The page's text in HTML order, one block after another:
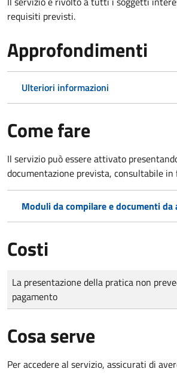
requisiti previsti.
Approfondimenti
Ulteriori informazioni
Come fare
Il servizio può essere attivato
documentazione prevista, consultabile in
Moduli da compilare e documenti da
Costi
Tipo di pagamento
Importo
La presentazione della pratica non
pagamento
Cosa serve
Per accedere al servizio, assicurati di